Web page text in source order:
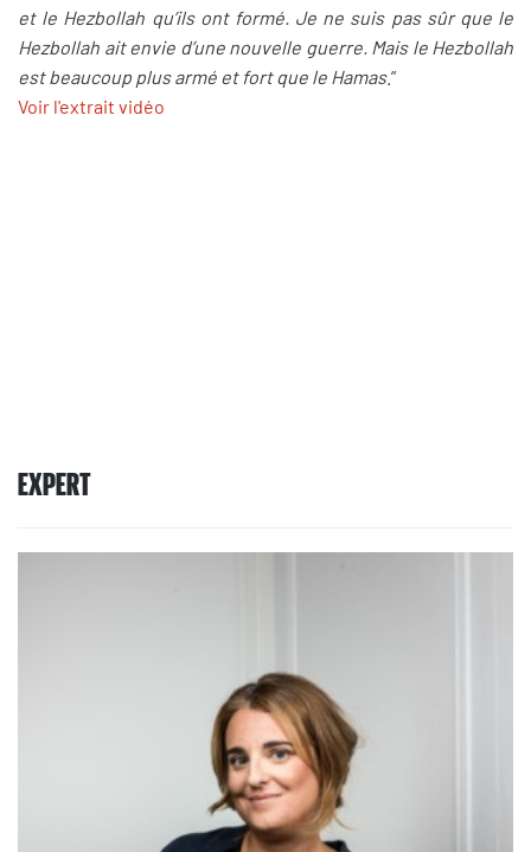
et le Hezbollah qu’ils ont formé. Je ne suis pas sûr que le
Hezbollah ait envie d’une nouvelle guerre. Mais le Hezbollah
est beaucoup plus armé et fort que le Hamas.”
Voir l'extrait vidéo
EXPERT